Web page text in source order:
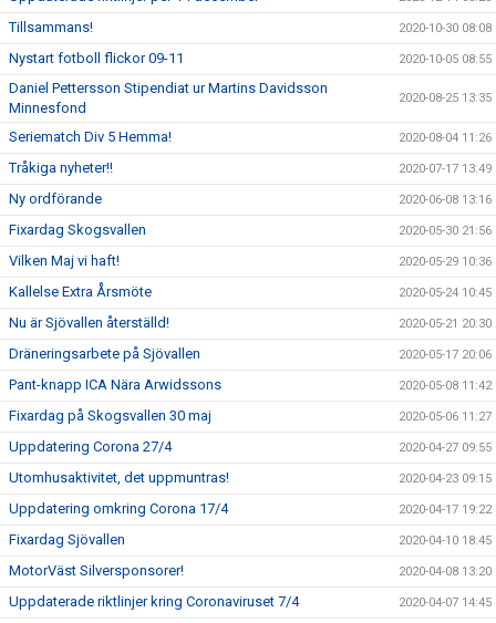
Tillsammans! 2020-10-30 08:08
Nystart fotboll flickor 09-11 2020-10-05 08:55
Daniel Pettersson Stipendiat ur Martins Davidsson
Minnesfond
2020-08-25 13:35
Seriematch Div 5 Hemma! 2020-08-04 11:26
Tråkiga nyheter!! 2020-07-17 13:49
Ny ordförande 2020-06-08 13:16
Fixardag Skogsvallen 2020-05-30 21:56
Vilken Maj vi haft! 2020-05-29 10:36
Kallelse Extra Årsmöte 2020-05-24 10:45
Nu är Sjövallen återställd! 2020-05-21 20:30
Dräneringsarbete på Sjövallen 2020-05-17 20:06
Pant-knapp ICA Nära Arwidssons 2020-05-08 11:42
Fixardag på Skogsvallen 30 maj 2020-05-06 11:27
Uppdatering Corona 27/4 2020-04-27 09:55
Utomhusaktivitet, det uppmuntras! 2020-04-23 09:15
Uppdatering omkring Corona 17/4 2020-04-17 19:22
Fixardag Sjövallen 2020-04-10 18:45
MotorVäst Silversponsorer! 2020-04-08 13:20
Uppdaterade riktlinjer kring Coronaviruset 7/4 2020-04-07 14:45